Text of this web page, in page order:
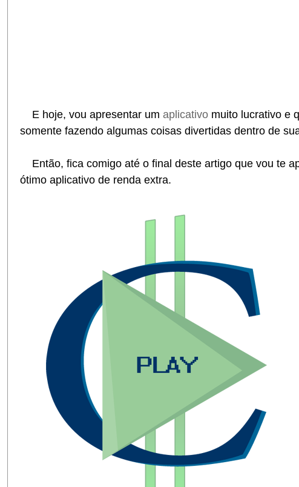
E hoje, vou apresentar um aplicativo muito lucrativo e
somente fazendo algumas coisas divertidas dentro de
Então, fica comigo até o final deste artigo que vou te
ótimo aplicativo de renda extra.